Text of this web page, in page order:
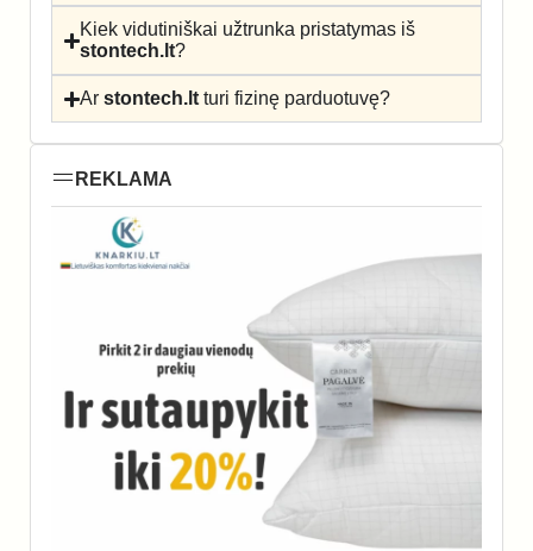
Kiek vidutiniškai užtrunka pristatymas iš
stontech.lt?
Arstontech.lt turi fizinę parduotuvę?
REKLAMA